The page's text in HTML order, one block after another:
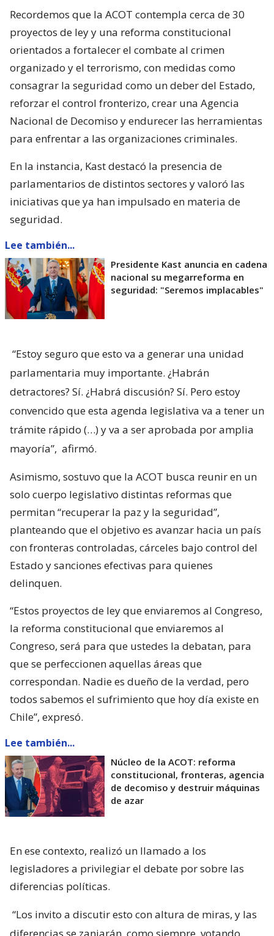
Recordemos que la ACOT contempla cerca de 30
proyectos de ley y una reforma constitucional
orientados a fortalecer el combate al crimen
organizado y el terrorismo, con medidas como
consagrar la seguridad como un deber del Estado,
reforzar el control fronterizo, crear una Agencia
Nacional de Decomiso y endurecer las herramientas
para enfrentar a las organizaciones criminales.
En la instancia, Kast destacó la presencia de
parlamentarios de distintos sectores y valoró las
iniciativas que ya han impulsado en materia de
seguridad.
Lee también...
Presidente Kast anuncia en cadena
nacional su megarreforma en
seguridad: "Seremos implacables"
“Estoy seguro que esto va a generar una unidad
parlamentaria muy importante. ¿Habrán
detractores? Sí. ¿Habrá discusión? Sí. Pero estoy
convencido que esta agenda legislativa va a tener un
trámite rápido (…) y va a ser aprobada por amplia
mayoría”, afirmó.
Asimismo, sostuvo que la ACOT busca reunir en un
solo cuerpo legislativo distintas reformas que
permitan “recuperar la paz y la seguridad”,
planteando que el objetivo es avanzar hacia un país
con fronteras controladas, cárceles bajo control del
Estado y sanciones efectivas para quienes
delinquen.
“Estos proyectos de ley que enviaremos al Congreso,
la reforma constitucional que enviaremos al
Congreso, será para que ustedes la debatan, para
que se perfeccionen aquellas áreas que
correspondan. Nadie es dueño de la verdad, pero
todos sabemos el sufrimiento que hoy día existe en
Chile”, expresó.
Lee también...
Núcleo de la ACOT: reforma
constitucional, fronteras, agencia
de decomiso y destruir máquinas
de azar
En ese contexto, realizó un llamado a los
legisladores a privilegiar el debate por sobre las
diferencias políticas.
“Los invito a discutir esto con altura de miras, y las